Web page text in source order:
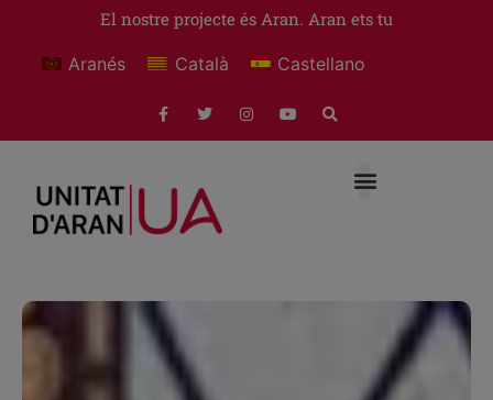
El nostre projecte és Aran. Aran ets tu
Aranés Català Castellano